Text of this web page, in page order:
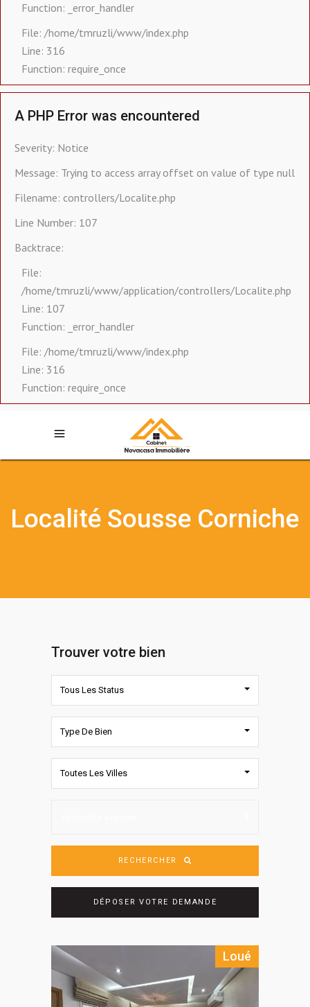
Function: _error_handler
File: /home/tmruzli/www/index.php
Line: 316
Function: require_once
A PHP Error was encountered
Severity: Notice
Message: Trying to access array offset on value of type null
Filename: controllers/Localite.php
Line Number: 107
Backtrace:
File:
/home/tmruzli/www/application/controllers/Localite.php
Line: 107
Function: _error_handler
File: /home/tmruzli/www/index.php
Line: 316
Function: require_once
Localité Sousse Corniche
Trouver votre bien
Tous Les Status
Type De Bien
Toutes Les Villes
RECHERCHER
DÉPOSER VOTRE DEMANDE
Loué